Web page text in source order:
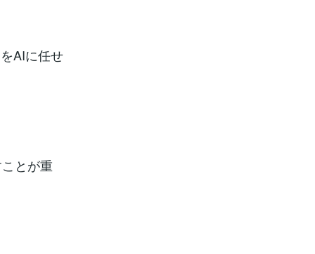
AIに任せ
とが重